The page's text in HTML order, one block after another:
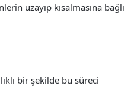
uzayıp kısalmasına bağlı
bir şekilde bu süreci